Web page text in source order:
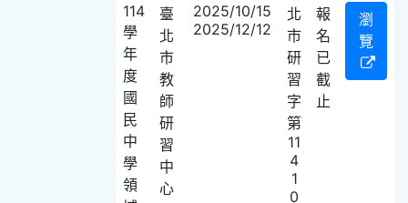
114
學
年
度
國
民
中
學
領
臺
北
市
教
師
研
習
中
心
2025/10/15
2025/12/12
北
市
研
習
字
第
11
4
1
0
報
名
已
截
止
瀏
覽